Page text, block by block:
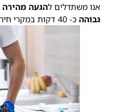
אנו משתדלים להגעה מהירה
גבוהה
כ- 40 דקות